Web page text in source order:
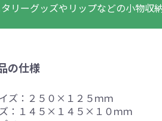
役立つノベルティグッ
リーグッズやリップなどの小物収
の仕様
ズ：２５０×１２５ｍｍ
：１４５×１４５×１０ｍｍ